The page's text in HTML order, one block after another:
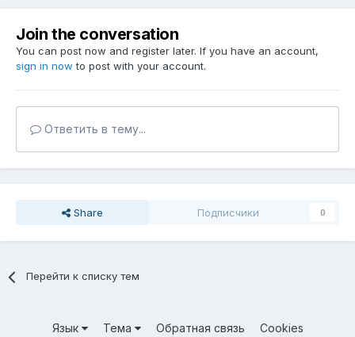
Join the conversation
You can post now and register later. If you have an account,
sign in now to post with your account.
Ответить в тему...
Share Подписчики 0
Перейти к списку тем
Язык Тема Обратная связь Cookies